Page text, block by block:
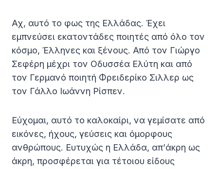
Αχ, αυτό το φως της Ελλάδας. Έχει
εμπνεύσει εκατοντάδες ποιητές από όλο τον
κόσμο, Έλληνες και ξένους. Από τον Γιώργο
Σεφέρη μέχρι τον Οδυσσέα Ελύτη και από
τον Γερμανό ποιητή Φρειδερίκο Σιλλερ ως
τον Γάλλο Ιωάννη Ρίσπεν.
Εύχομαι, αυτό το καλοκαίρι, να γεμίσατε από
εικόνες, ήχους, γεύσεις και όμορφους
ανθρώπους. Ευτυχώς η Ελλάδα, απ’άκρη ως
άκρη, προσφέρεται για τέτοιου είδους